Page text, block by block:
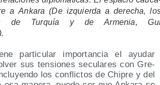
a Anka­ra (De izquier­da a dere­cha,
de Tur­quía y de Arme­nia,
par­ti­cu­lar impor­tan­cia el ayu­dar
sus ten­sio­nes secu­la­res con Gre­
los con­flic­tos de Chi­pre y del